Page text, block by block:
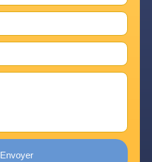
Envoyer